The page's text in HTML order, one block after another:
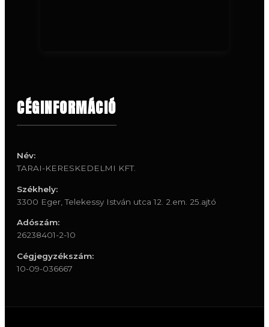
CÉGINFORMÁCIÓ
Név:
TARAI-KERESKEDELMI KFT.
Székhely:
3300 Eger, Telekessy István utca 12. 2.em. 25.ajtó
Adószám:
26238401-2-10
Cégjegyzékszám:
10-09-036667